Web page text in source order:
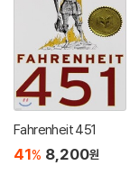
Fahrenheit 451
41% 8,200원